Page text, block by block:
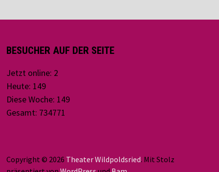
BESUCHER AUF DER SEITE
Jetzt online: 2
Heute: 149
Diese Woche: 149
Gesamt: 734771
Copyright © 2026 Theater Wildpoldsried. Mit Stolz